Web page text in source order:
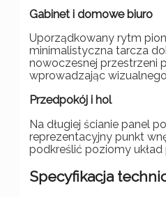
Gabinet i domowe biuro
Uporządkowany rytm
minimalistyczna tarcza
nowoczesnej przestrzeni
wprowadzając
Przedpokój i hol
Na długiej ścianie panel
reprezentacyjny punkt
podkreślić poziomy
Specyfikacja